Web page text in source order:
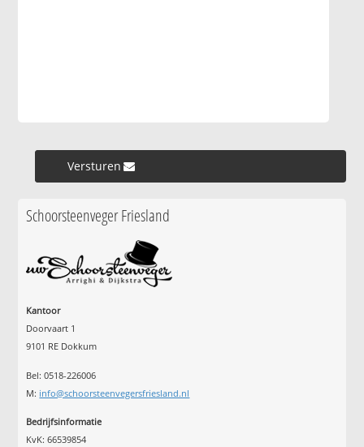
Versturen »
Schoorsteenveger Friesland
Kantoor
Doorvaart 1
9101 RE Dokkum
Bel: 0518-226006
M: info@schoorsteenvegersfriesland.nl
Bedrijfsinformatie
KvK: 66539854